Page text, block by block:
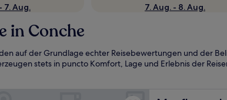
7. Aug.
7. Aug. - 8. Aug.
in Conche
auf der Grundlage echter Reisebewertungen und der
stets in puncto Komfort, Lage und Erlebnis der